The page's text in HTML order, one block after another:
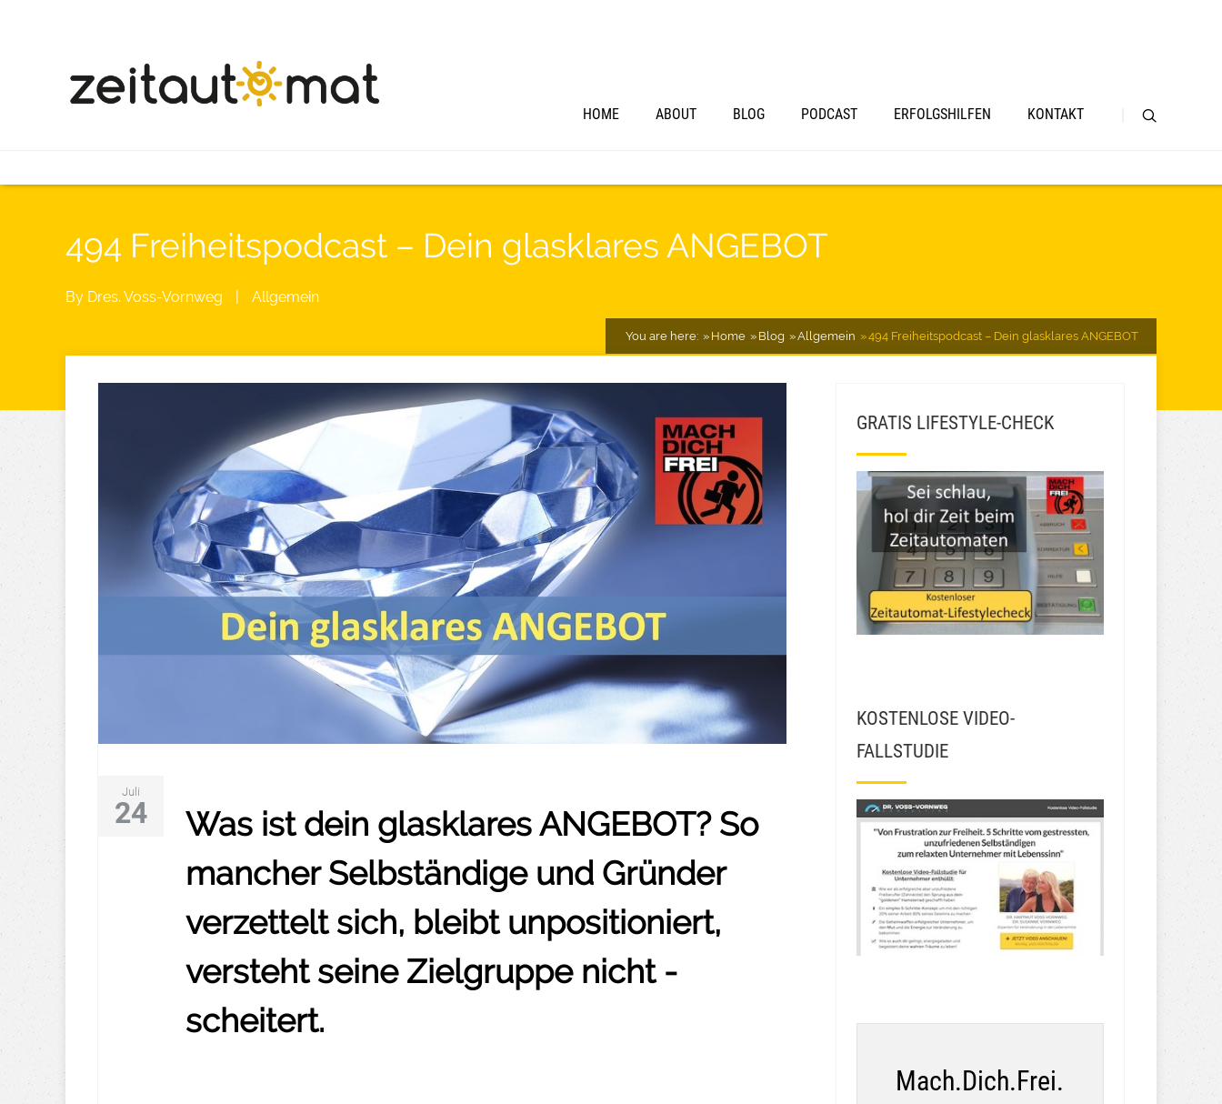
HOME ABOUT BLOG PODCAST ERFOLGSHILFEN KONTAKT
494 Freiheitspodcast – Dein glasklares ANGEBOT
By Dres. Voss-Vornweg Allgemein
You are here: Home Blog Allgemein 494 Freiheitspodcast – Dein glasklares ANGEBOT
Juli
24
Was ist dein glasklares ANGEBOT? So
mancher Selbständige und Gründer
verzettelt sich, bleibt unpositioniert,
versteht seine Zielgruppe nicht -
scheitert.
GRATIS LIFESTYLE-CHECK
KOSTENLOSE VIDEO-
FALLSTUDIE
Mach.Dich.Frei.